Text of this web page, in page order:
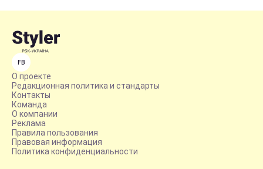
FB
О проекте
Редакционная политика и стандарты
Контакты
Команда
О компании
Реклама
Правила пользования
Правовая информация
Политика конфиденциальности